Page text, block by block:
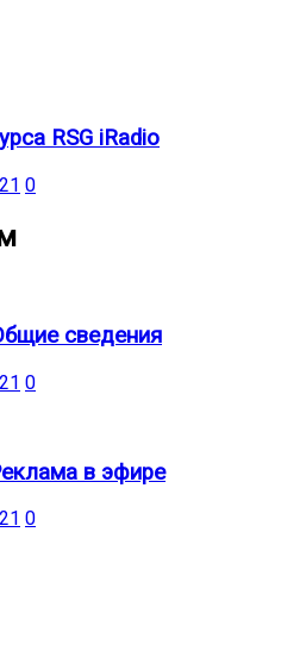
RSG iRadio
0
сведения
0
в эфире
0